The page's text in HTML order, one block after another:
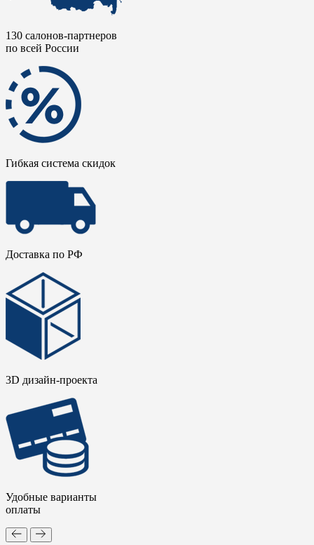
130 салонов-партнеров
по всей России
Гибкая система скидок
Доставка по РФ
3D дизайн-проекта
Удобные варианты
оплаты